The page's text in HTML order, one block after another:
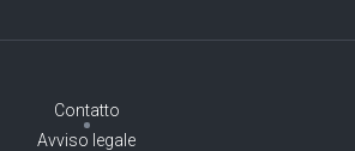
Contatto
Avviso legale